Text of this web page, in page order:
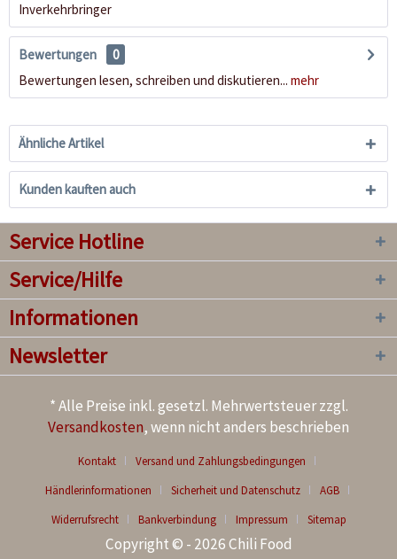
Inverkehrbringer
Bewertungen
0
Bewertungen lesen, schreiben und diskutieren... mehr
Ähnliche Artikel
Kunden kauften auch
Service Hotline
Service/Hilfe
Informationen
Newsletter
* Alle Preise inkl. gesetzl. Mehrwertsteuer zzgl.
Versandkosten, wenn nicht anders beschrieben
Kontakt
Versand und Zahlungsbedingungen
Händlerinformationen
Sicherheit und Datenschutz
AGB
Widerrufsrecht
Bankverbindung Impressum Sitemap
Copyright © - 2026 Chili Food